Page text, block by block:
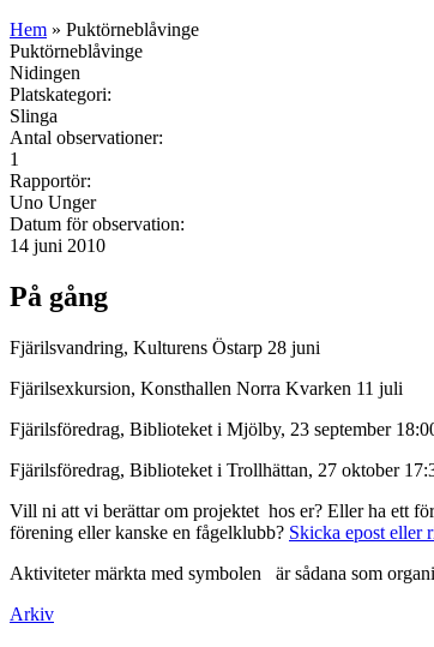
Hem » Puktörneblåvinge
Puktörneblåvinge
Nidingen
Platskategori:
Slinga
Antal observationer:
1
Rapportör:
Uno Unger
Datum för observation:
14 juni 2010
På gång
Fjärilsvandring, Kulturens Östarp 28 juni
Fjärilsexkursion, Konsthallen Norra Kvarken 11 juli
Fjärilsföredrag, Biblioteket i Mjölby, 23 september
Fjärilsföredrag, Biblioteket i Trollhättan, 27 oktober
Vill ni att vi berättar om projektet hos er? Eller ha ett
förening eller kanske en fågelklubb? Skicka epost eller
Aktiviteter märkta med symbolen
är sådana som
Arkiv